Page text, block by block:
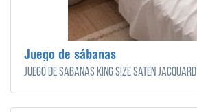
Juego de sábanas
Juego de Sábanas King Size Satén Jacquard